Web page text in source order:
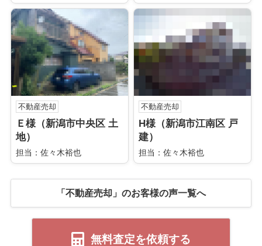
不動産売却
Ｅ様（新潟市中央区 土
地）
担当：佐々木裕也
不動産売却
H様（新潟市江南区 戸
建）
担当：佐々木裕也
「不動産売却」のお客様の声一覧へ
無料査定を依頼する